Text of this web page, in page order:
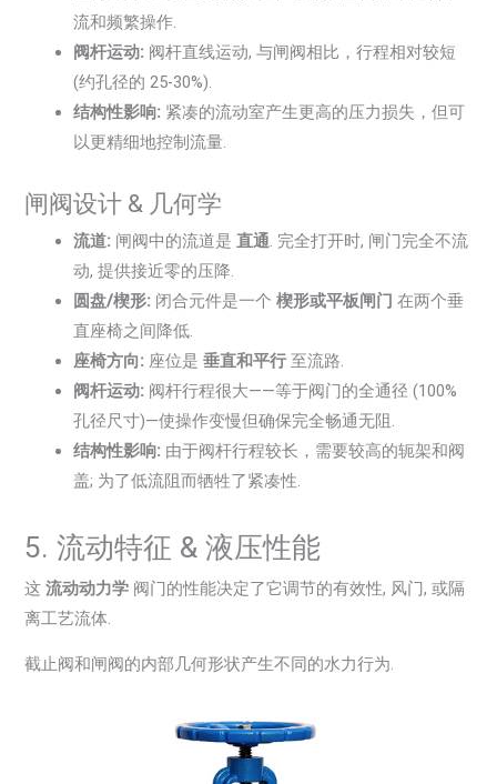
流和频繁操作.
阀杆运动: 阀杆直线运动, 与闸阀相比，行程相对较短
(约孔径的 25-30%).
结构性影响: 紧凑的流动室产生更高的压力损失，但可
以更精细地控制流量.
闸阀设计 & 几何学
流道: 闸阀中的流道是直通. 完全打开时, 闸门完全不流
动, 提供接近零的压降.
圆盘/楔形: 闭合元件是一个楔形或平板闸门 在两个垂
直座椅之间降低.
座椅方向: 座位是垂直和平行 至流路.
阀杆运动: 阀杆行程很大——等于阀门的全通径 (100%
孔径尺寸)—使操作变慢但确保完全畅通无阻.
结构性影响: 由于阀杆行程较长，需要较高的轭架和阀
盖; 为了低流阻而牺牲了紧凑性.
5. 流动特征 & 液压性能
这流动动力学 阀门的性能决定了它调节的有效性, 风门, 或隔
离工艺流体.
截止阀和闸阀的内部几何形状产生不同的水力行为.